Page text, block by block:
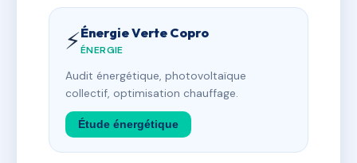
⚡Énergie Verte Copro
ÉNERGIE
Audit énergétique, photovoltaïque
collectif, optimisation chauffage.
Étude énergétique